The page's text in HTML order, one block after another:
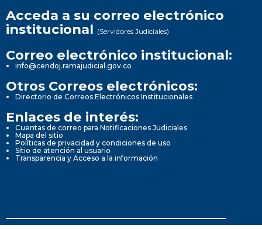
Acceda a su correo electrónico
institucional (Servidores Judiciales)
Correo electrónico institucional:
info@cendoj.ramajudicial.gov.co
Otros Correos electrónicos:
Directorio de Correos Electrónicos Institucionales
Enlaces de interés:
Cuentas de correo para Notificaciones Judiciales
Mapa del sitio
Políticas de privacidad y condiciones de uso
Sitio de atención al usuario
Transparencia y Acceso a la información